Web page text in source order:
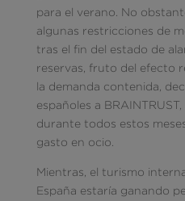
para el verano. No
algunas restricciones de
tras el fin del estado de
reservas, fruto del efecto
la demanda contenida,
españoles a
durante todos estos
gasto en ocio.
Mientras, el turismo
España estaría ganando